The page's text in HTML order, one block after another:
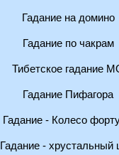
Гадание на домино
Гадание по чакрам
Тибетское гадание
Гадание Пифагора
Гадание - Колесо
Гадание - хрустальный